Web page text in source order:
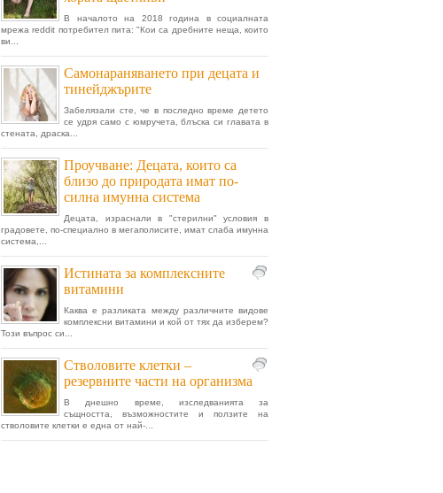
В началото на 2018 година в социалната
мрежа reddit потребител пита: "Кои са дребните неща, които
ви...
Самонараняването при децата и
тинейджърите
Забелязали сте, че в последно време детето
се удря само с юмручета, блъска си главата в
стената, драска...
Проучване: Децата, които са
близо до природата имат по-
силна имунна система
Децата, израснали в "стерилни" условия в
градовете, по-специално в мегаполисите, имат слаба имунна
система,...
Истината за комплексните
витамини
Каква е разликата между различните видове
комплексни витамини и кой от тях да изберем?
Този въпрос си...
Стволовите клетки –
резервните части на организма
В днешно време, изследванията за
същността, възможностите и ползите на
стволовите клетки е една от най-...